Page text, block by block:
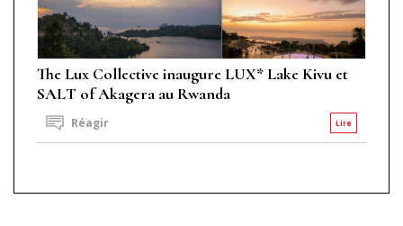
The Lux Collective inaugure LUX* Lake Kivu et
SALT of Akagera au Rwanda
Lire
Réagir